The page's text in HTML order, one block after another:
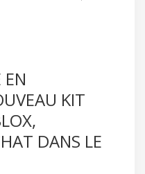
EN
KIT
DANS LE